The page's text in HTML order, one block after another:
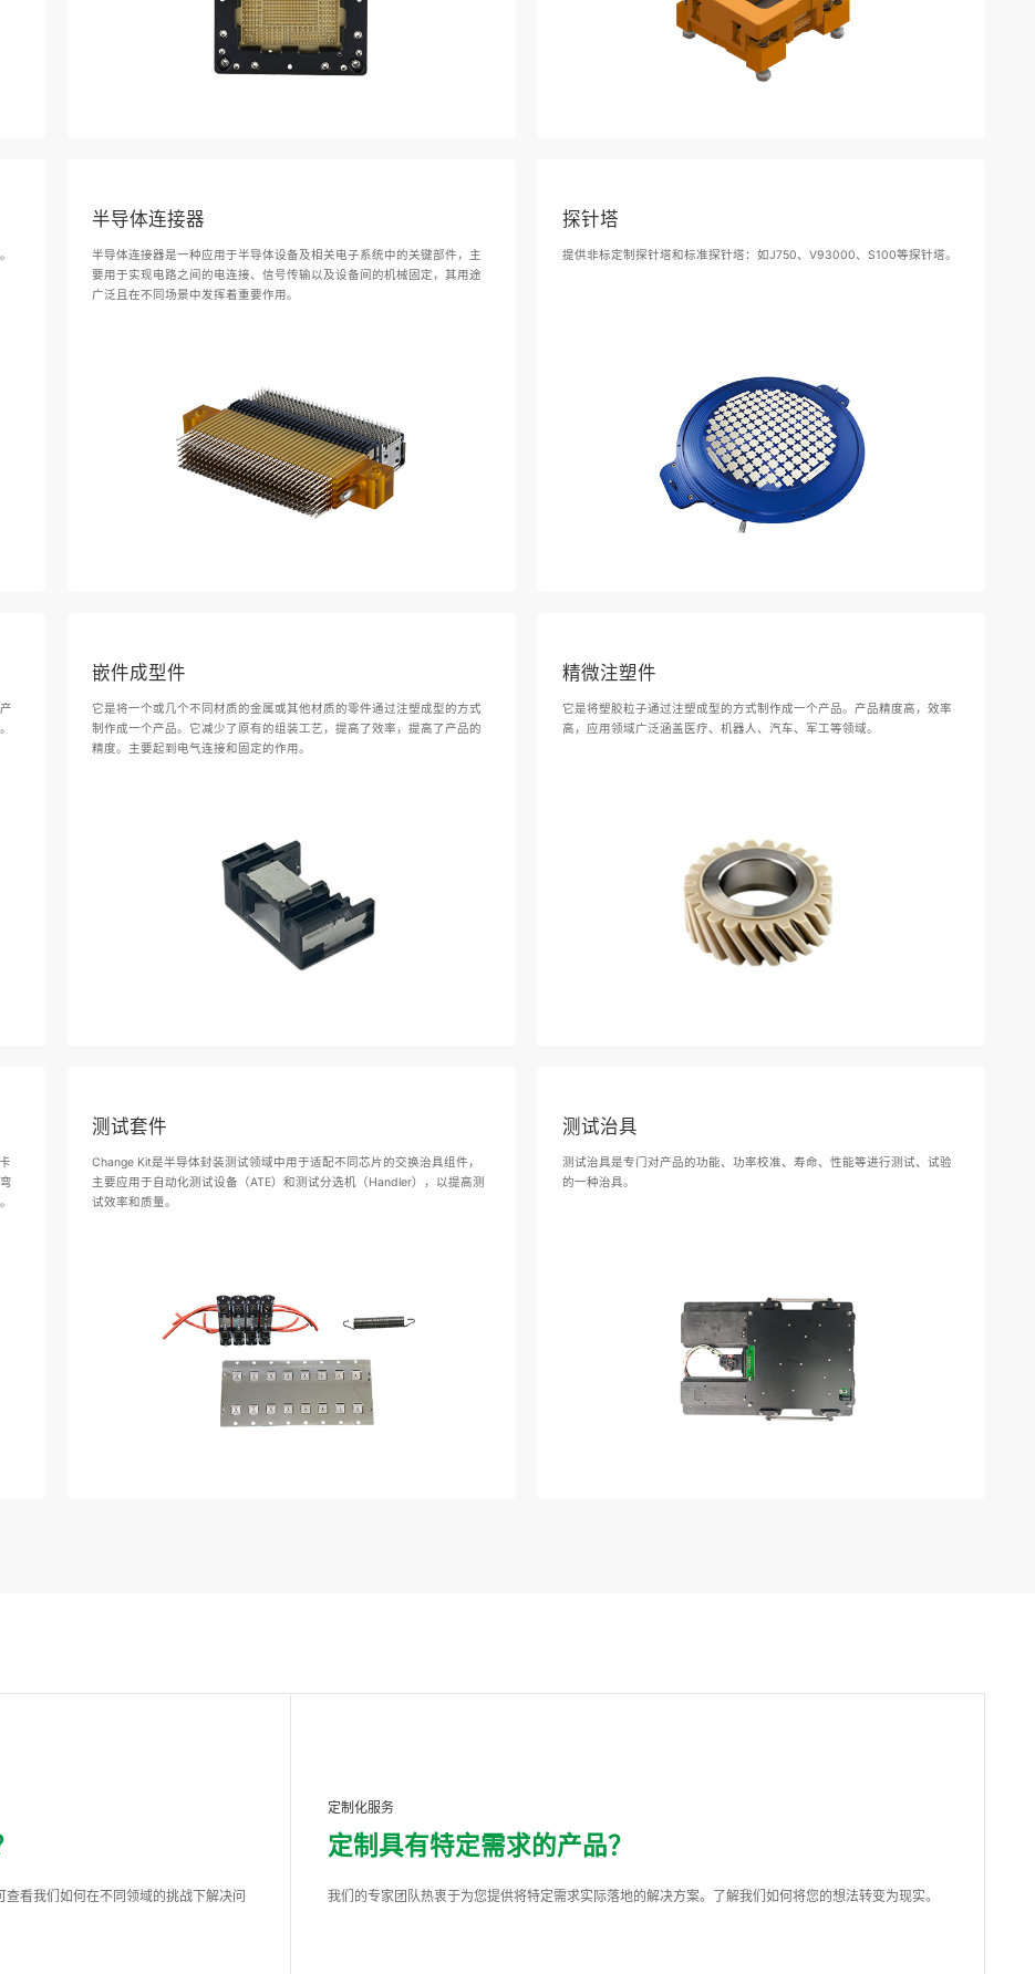
半导体连接器
半导体连接器是一种应用于半导体设备及相关电子系统中的关键部件，主
要用于实现电路之间的电连接、信号传输以及设备间的机械固定，其用途
广泛且在不同场景中发挥着重要作用。
探针塔
提供非标定制探针塔和标准探针塔：如J750、V93000、S100等探针塔。
嵌件成型件
它是将一个或几个不同材质的金属或其他材质的零件通过注塑成型的方式
制作成一个产品。它减少了原有的组装工艺，提高了效率，提高了产品的
精度。主要起到电气连接和固定的作用。
精微注塑件
它是将塑胶粒子通过注塑成型的方式制作成一个产品。产品精度高，效率
高，应用领域广泛涵盖医疗、机器人、汽车、军工等领域。
测试套件
Change Kit是半导体封装测试领域中用于适配不同芯片的交换治具组件，
主要应用于自动化测试设备（ATE）和测试分选机（Handler），以提高测
试效率和质量。
测试治具
测试治具是专门对产品的功能、功率校准、寿命、性能等进行测试、试验
的一种治具。
看我们如何在不同领域的挑战下解决问
定制化服务
定制具有特定需求的产品？
我们的专家团队热衷于为您提供将特定需求实际落地的解决方案。了解我们如何将您的想法转变为现实。